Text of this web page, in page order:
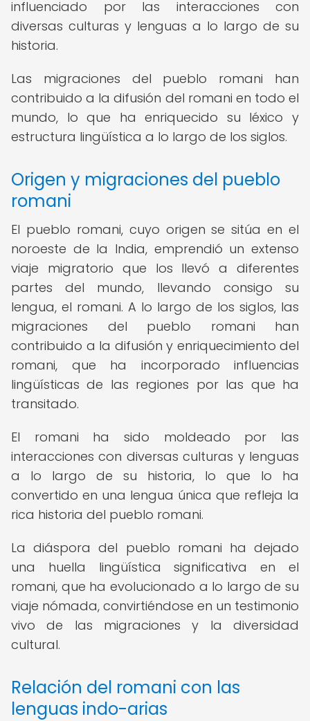
influenciado por las interacciones con
diversas culturas y lenguas a lo largo de su
historia.
Las migraciones del pueblo romani han
contribuido a la difusión del romani en todo el
mundo, lo que ha enriquecido su léxico y
estructura lingüística a lo largo de los siglos.
Origen y migraciones del pueblo
romani
El pueblo romani, cuyo origen se sitúa en el
noroeste de la India, emprendió un extenso
viaje migratorio que los llevó a diferentes
partes del mundo, llevando consigo su
lengua, el romani. A lo largo de los siglos, las
migraciones del pueblo romani han
contribuido a la difusión y enriquecimiento del
romani, que ha incorporado influencias
lingüísticas de las regiones por las que ha
transitado.
El romani ha sido moldeado por las
interacciones con diversas culturas y lenguas
a lo largo de su historia, lo que lo ha
convertido en una lengua única que refleja la
rica historia del pueblo romani.
La diáspora del pueblo romani ha dejado
una huella lingüística significativa en el
romani, que ha evolucionado a lo largo de su
viaje nómada, convirtiéndose en un testimonio
vivo de las migraciones y la diversidad
cultural.
Relación del romani con las
lenguas indo-arias